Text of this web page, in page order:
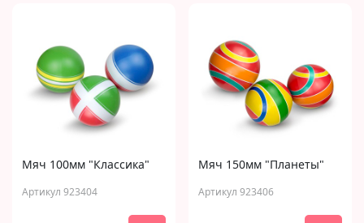
Мяч 100мм "Классика"
Артикул 923404
Мяч 150мм "Планеты"
Артикул 923406